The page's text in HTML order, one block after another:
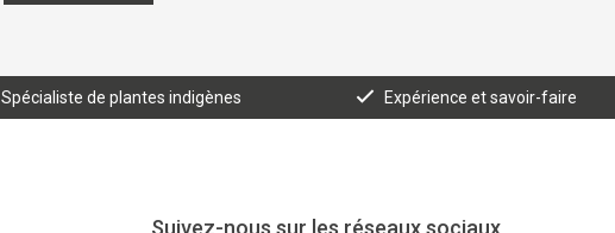
Spécialiste de plantes indigènes Expérience et savoir-faire